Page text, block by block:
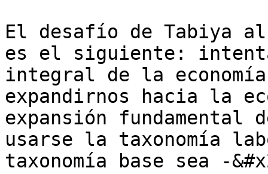
El desafío de Tabiya
es el siguiente:
integral de la
expandirnos hacia la
expansión fundamental
usarse la taxonomía
taxonomía base sea -